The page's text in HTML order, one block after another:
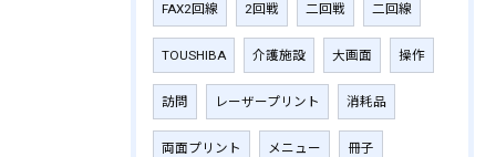
FAX2回線 2回戦 二回戦 二回線
TOUSHIBA 介護施設 大画面 操作
訪問 レーザープリント 消耗品
両面プリント メニュー 冊子